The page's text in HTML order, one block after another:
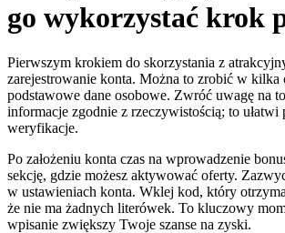
go wykorzystać krok
Pierwszym krokiem do skorzystania z
zarejestrowanie konta. Można to zrobić w kilka
podstawowe dane osobowe. Zwróć uwagę na
informacje zgodnie z rzeczywistością; to ułatwi
weryfikacje.
Po założeniu konta czas na wprowadzenie
sekcję, gdzie możesz aktywować oferty.
w ustawieniach konta. Wklej kod, który
że nie ma żadnych literówek. To kluczowy
wpisanie zwiększy Twoje szanse na zyski.